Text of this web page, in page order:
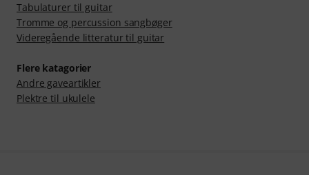
Tabulaturer til guitar
Tromme og percussion sangbøger
Videregående litteratur til guitar
Flere katagorier
Andre gaveartikler
Plektre til ukulele